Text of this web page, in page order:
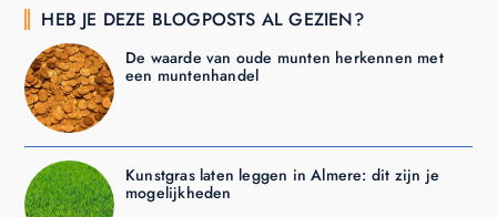
HEB JE DEZE BLOGPOSTS AL GEZIEN?
De waarde van oude munten herkennen met
een muntenhandel
Kunstgras laten leggen in Almere: dit zijn je
mogelijkheden